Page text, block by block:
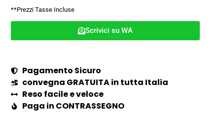
**Prezzi Tasse Incluse
Scrivici su WA
Pagamento Sicuro
convegna GRATUITA in tutta Italia
Reso facile e veloce
Paga in CONTRASSEGNO